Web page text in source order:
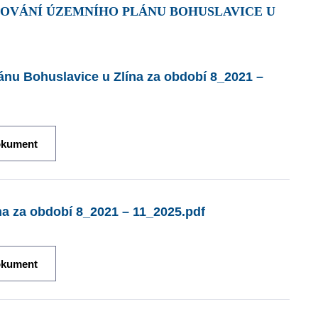
Bohuslavice u Zlína za období 8_2021 –
za období 8_2021 – 11_2025.pdf